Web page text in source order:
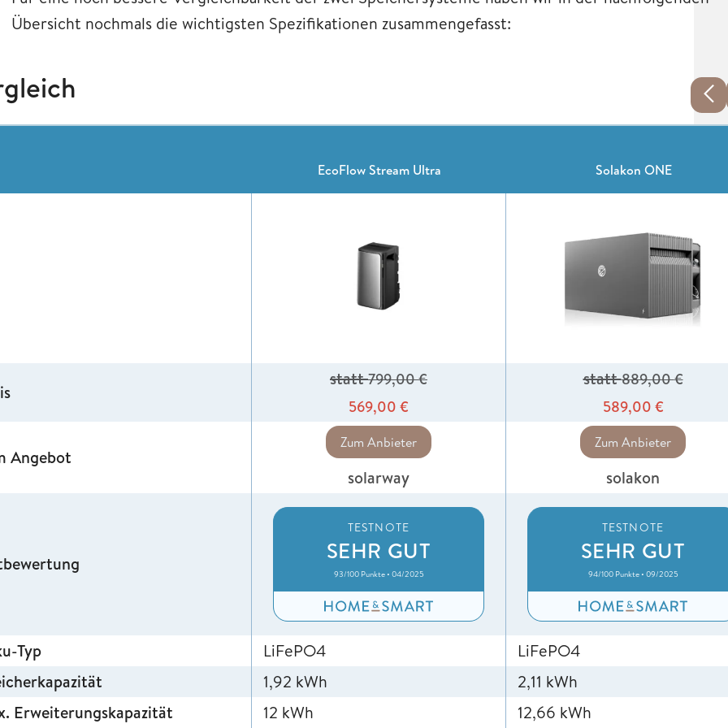
Übersicht nochmals die wichtigsten Spezifikationen zusammengefasst:
EcoFlow Stream Ultra Solakon ONE
statt799,00€
569,00 €
statt889,00€
589,00 €
Angebot
Zum Anbieter
solarway
Zum Anbieter
solakon
TESTNOTE
SEHR GUT
93/100 Punkte • 04/2025
TESTNOTE
SEHR GUT
94/100 Punkte • 09/2025
Typ LiFePO4
LiFePO4
1,92 kWh
2,11 kWh
Erweiterungskapazität
12 kWh 12,66 kWh